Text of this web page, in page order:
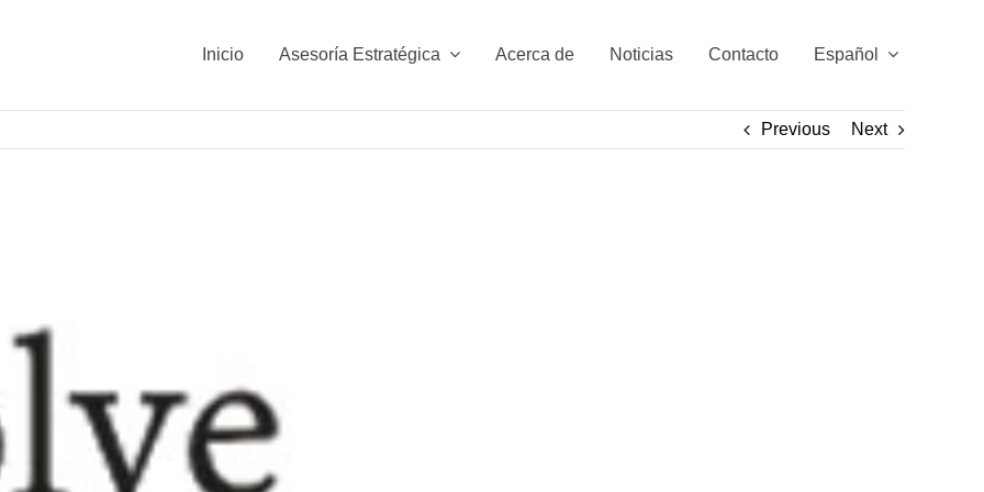
Inicio Asesoría Estratégica Acerca de Noticias Contacto Español
Previous Next